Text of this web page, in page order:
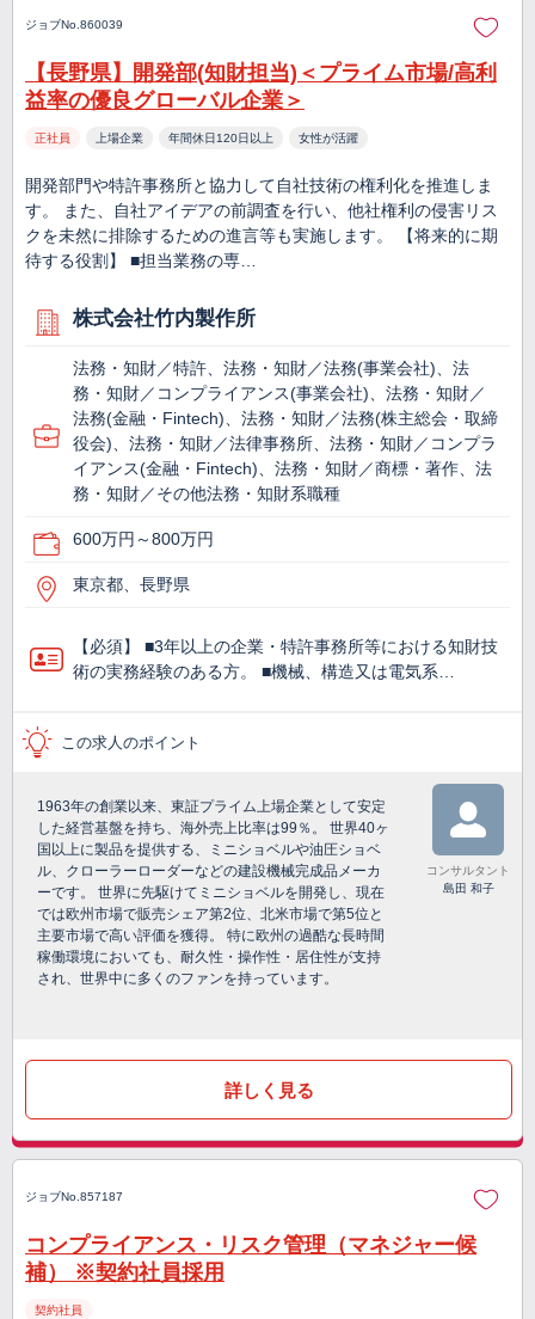
ジョブNo.860039
【長野県】開発部(知財担当)＜プライム市場/高利
益率の優良グローバル企業＞
正社員 上場企業 年間休日120日以上 女性が活躍
開発部門や特許事務所と協力して自社技術の権利化を推進しま
す。 また、自社アイデアの前調査を行い、他社権利の侵害リス
クを未然に排除するための進言等も実施します。 【将来的に期
待する役割】 ■担当業務の専…
株式会社竹内製作所
法務・知財／特許、法務・知財／法務(事業会社)、法
務・知財／コンプライアンス(事業会社)、法務・知財／
法務(金融・Fintech)、法務・知財／法務(株主総会・取締
役会)、法務・知財／法律事務所、法務・知財／コンプラ
イアンス(金融・Fintech)、法務・知財／商標・著作、法
務・知財／その他法務・知財系職種
600万円～800万円
東京都、長野県
【必須】 ■3年以上の企業・特許事務所等における知財技
術の実務経験のある方。 ■機械、構造又は電気系…
この求人のポイント
1963年の創業以来、東証プライム上場企業として安定
した経営基盤を持ち、海外売上比率は99％。 世界40ヶ
国以上に製品を提供する、ミニショベルや油圧ショベ
ル、クローラーローダーなどの建設機械完成品メーカ
ーです。 世界に先駆けてミニショベルを開発し、現在
では欧州市場で販売シェア第2位、北米市場で第5位と
主要市場で高い評価を獲得。 特に欧州の過酷な長時間
稼働環境においても、耐久性・操作性・居住性が支持
され、世界中に多くのファンを持っています。
コンサルタント
島田 和子
詳しく見る
ジョブNo.857187
コンプライアンス・リスク管理（マネジャー候
補） ※契約社員採用
契約社員